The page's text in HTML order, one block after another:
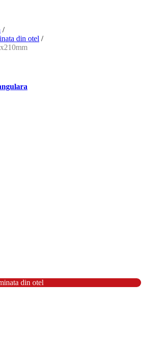
/
din otel /
din otel